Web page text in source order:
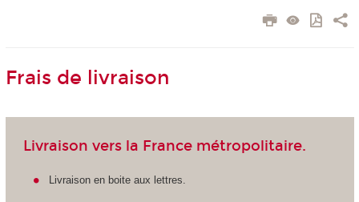
Frais de livraison
Livraison vers la France métropolitaire.
Livraison en boite aux lettres.